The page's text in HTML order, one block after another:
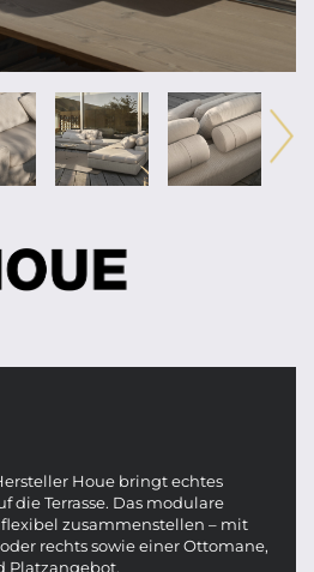
Houe bringt echtes
die Terrasse. Das modulare
flexibel zusammenstellen – mit
rechts sowie einer Ottomane,
Platzangebot.